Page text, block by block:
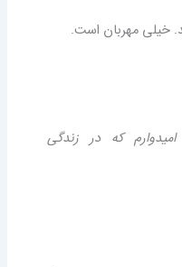
خیلی مهربان است.
که در زندگی